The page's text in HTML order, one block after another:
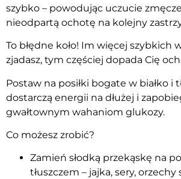
szybko – powodując uczucie
nieodpartą ochotę na kolejny
To błędne koło! Im więcej szybkich
zjadasz, tym częściej dopada Cię
Postaw na posiłki bogate w białko i
dostarczą energii na dłużej i
gwałtownym wahaniom glukozy.
Co możesz zrobić?
Zamień słodką przekąskę na
tłuszczem – jajka, sery, orzechy